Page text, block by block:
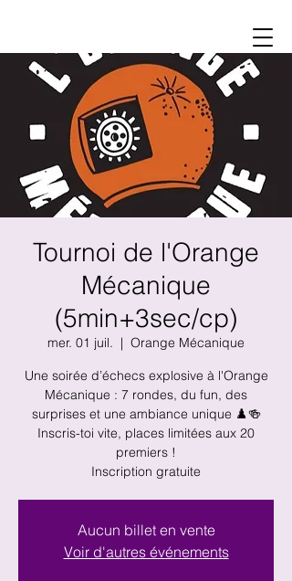
Tournoi de l'Orange
Mécanique
(5min+3sec/cp)
mer. 01 juil.
  |
Orange Mécanique
Une soirée d’échecs explosive à l'Orange
Mécanique : 7 rondes, du fun, des
surprises et une ambiance unique ♟️🍻
Inscris-toi vite, places limitées aux 20
premiers !
Inscription gratuite
Aucun billet en vente
Voir d'autres événements